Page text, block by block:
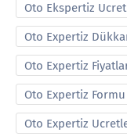
Oto Ekspertiz
Oto Expertiz
Oto Expertiz
Oto Expertiz Formu
Oto Expertiz